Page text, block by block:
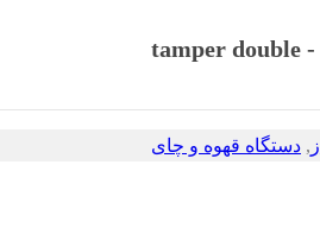
tamper double
, دستگاه قهوه و چای